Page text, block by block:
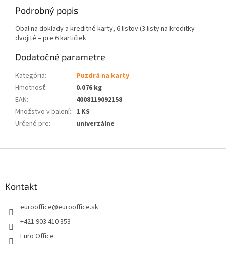
Podrobný popis
Obal na doklady a kreditné karty, 6 listov (3 listy na kreditky
dvojité = pre 6 kartičiek
Dodatočné parametre
Kategória:
Puzdrá na karty
Hmotnosť:
0.076 kg
EAN:
4008119092158
Množstvo v balení: 1 KS
Určené pre: univerzálne
Kontakt
eurooffice@eurooffice.sk
+421 903 410 353
Euro Office